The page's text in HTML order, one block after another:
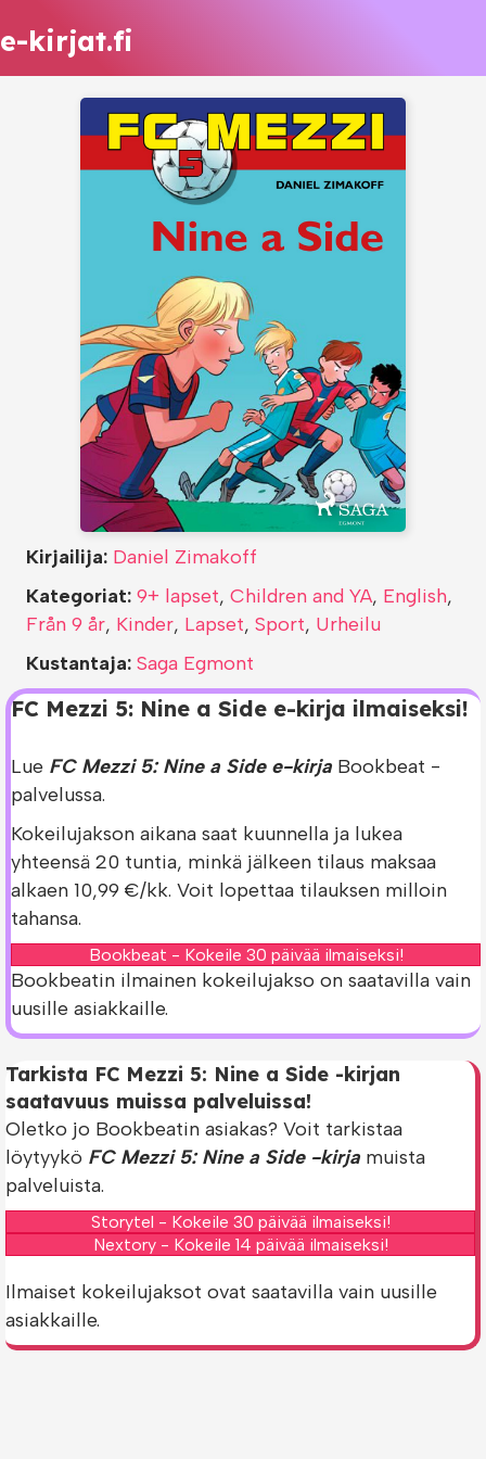
e-kirjat.fi
FC Mezzi 5: Nine a Side e-kirja ilmaiseksi!
Lue FC Mezzi 5: Nine a Side e-kirja Bookbeat -
palvelussa.
Kokeilujakson aikana saat kuunnella ja lukea
yhteensä 20 tuntia, minkä jälkeen tilaus maksaa
alkaen 10,99 €/kk. Voit lopettaa tilauksen milloin
tahansa.
Bookbeat - Kokeile 30 päivää ilmaiseksi!
Bookbeatin ilmainen kokeilujakso on saatavilla vain
uusille asiakkaille.
Kirjailija: Daniel Zimakoff
Kategoriat: 9+ lapset, Children and YA, English,
Från 9 år, Kinder, Lapset, Sport, Urheilu
Kustantaja: Saga Egmont
Tarkista FC Mezzi 5: Nine a Side -kirjan
saatavuus muissa palveluissa!
Oletko jo Bookbeatin asiakas? Voit tarkistaa
löytyykö FC Mezzi 5: Nine a Side -kirja muista
palveluista.
Storytel - Kokeile 30 päivää ilmaiseksi!
Nextory - Kokeile 14 päivää ilmaiseksi!
Ilmaiset kokeilujaksot ovat saatavilla vain uusille
asiakkaille.